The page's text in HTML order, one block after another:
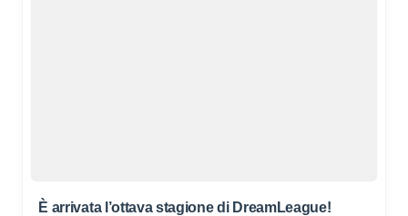
È arrivata l’ottava stagione di DreamLeague!